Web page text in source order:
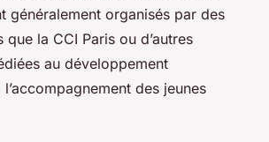
généralement organisés par des
que la CCI Paris ou d’autres
au développement
des jeunes